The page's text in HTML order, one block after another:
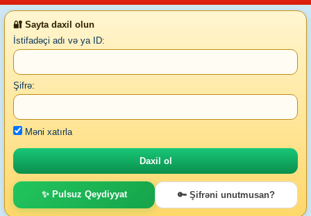
🔐 Sayta daxil olun
İstifadəçi adı və ya ID:
Şifrə:
Məni xatırla
✨ Pulsuz Qeydiyyat 🔑 Şifrəni unutmusan?